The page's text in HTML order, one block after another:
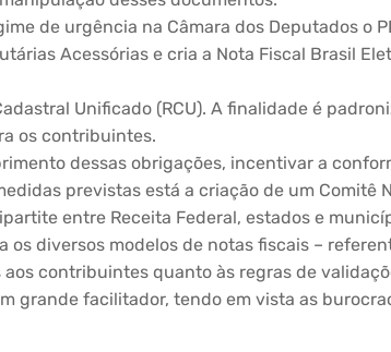
de urgência na Câmara dos Deputados o
Acessórias e cria a Nota Fiscal Brasil
Unificado (RCU). A finalidade é
os contribuintes.
dessas obrigações, incentivar a
previstas está a criação de um Comitê
entre Receita Federal, estados e
os diversos modelos de notas fiscais –
contribuintes quanto às regras de
grande facilitador, tendo em vista as